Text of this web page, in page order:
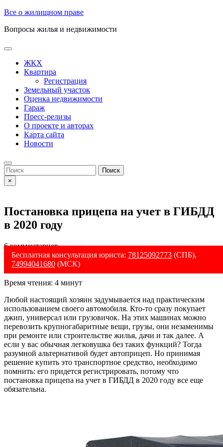
Skip
content
Все о жилищном праве
Вопросы жилья и недвижимости
Open
ButtonЖКХ
Квартира
Регистрация
Земельный участок
Оценка недвижимости
Гараж
Пресс-релизы
О проекте и авторах
Карта сайта
Новости
Close
Button
Search
for:
×
Постановка прицепа на учет в ГИБДД
в 2020 году
6 комментариев
Бесплатная консультация юриста: 78125092773 (СПБ),
74994041680 (МСК)
Время чтения: 4 минут
Любой настоящий хозяин задумывается над практическим
использованием своего автомобиля. Кто-то сразу покупает
джип, универсал или грузовичок. На этих машинах можно
перевозить крупногабаритные вещи, грузы, они незаменимы
при ремонте или строительстве жилья, дачи и так далее. А
если у вас обычная легковушка без таких функций? Тогда
разумной альтернативой будет автоприцеп. Но принимая
решение купить это транспортное средство, необходимо
помнить: его придется регистрировать, потому что
постановка прицепа на учет в ГИБДД в 2020 году все еще
обязательна.